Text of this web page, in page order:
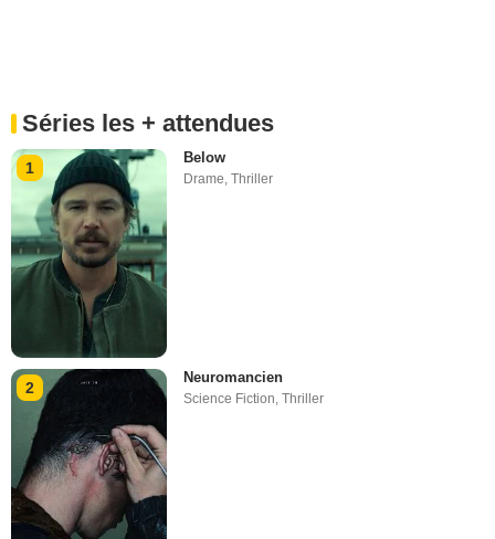
Séries les + attendues
1
Below
Drame,Thriller
2
Neuromancien
Science Fiction ,Thriller